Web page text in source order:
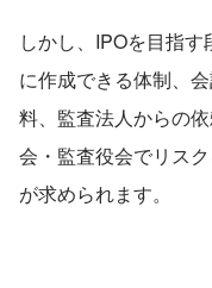
しかし、IPOを目指
に作成できる体制、
料、監査法人からの
会・監査役会でリス
が求められます。